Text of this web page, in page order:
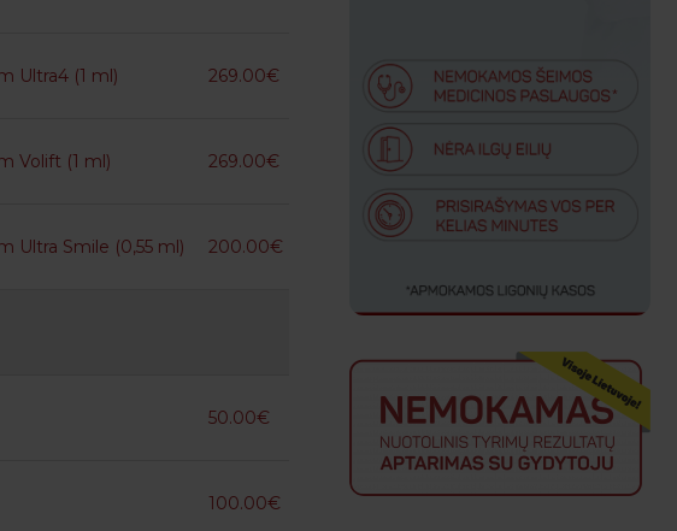
Ultra4 (1 ml) 269.00€
Volift (1 ml) 269.00€
Ultra Smile (0,55 ml) 200.00€
50.00€
100.00€